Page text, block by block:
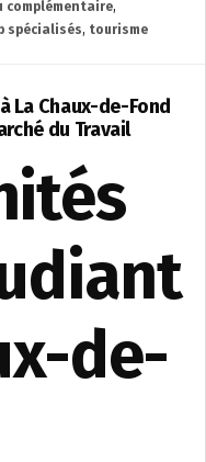
complémentaire,
spécialisés, tourisme
La Chaux-de-Fond
du Travail
de-